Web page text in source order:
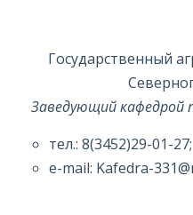
Государственный
Заведующий кафедрой
тел.: 8(3452)29-01-27;
e-mail: Kafedra-